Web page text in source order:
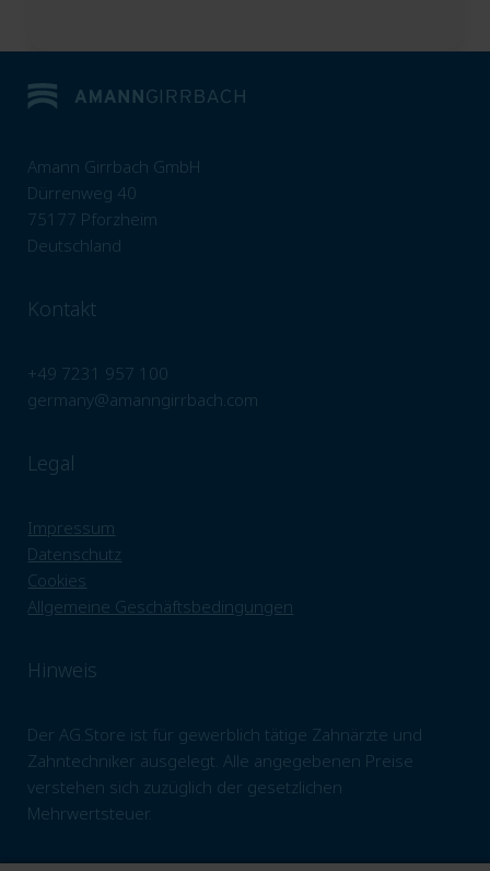
Amann Girrbach GmbH
Dürrenweg 40
75177 Pforzheim
Deutschland
Kontakt
+49 7231 957 100
germany@amanngirrbach.com
Legal
Impressum
Datenschutz
Cookies
Allgemeine Geschäftsbedingungen
Hinweis
Der AG.Store ist für gewerblich tätige Zahnärzte und
Zahntechniker ausgelegt. Alle angegebenen Preise
verstehen sich zuzüglich der gesetzlichen
Mehrwertsteuer.